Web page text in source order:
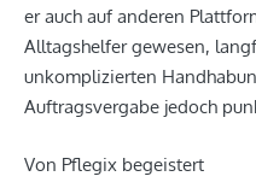
er auch auf anderen
Alltagshelfer gewesen,
unkomplizierten
Auftragsvergabe jedoch
Von Pflegix begeistert